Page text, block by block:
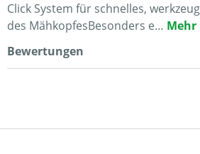
Click System für schnelles,
des MähkopfesBesonders e… Mehr
Bewertungen